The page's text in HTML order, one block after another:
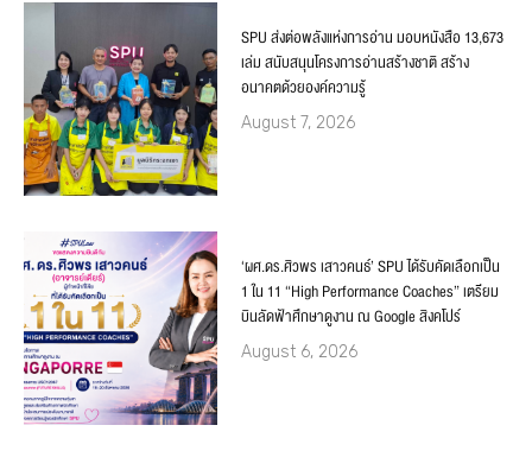
SPU ส่งต่อพลังแห่งการอ่าน มอบหนังสือ 13,673
เล่ม สนับสนุนโครงการอ่านสร้างชาติ สร้าง
อนาคตด้วยองค์ความรู้
August 7, 2026
‘ผศ.ดร.ศิวพร เสาวคนธ์’ SPU ได้รับคัดเลือกเป็น
1 ใน 11 “High Performance Coaches” เตรียม
บินลัดฟ้าศึกษาดูงาน ณ Google สิงคโปร์
August 6, 2026